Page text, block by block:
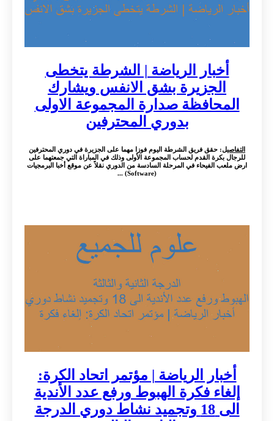
أخبار الرياضة | الشرطة يتخطى
الجزيرة بشق الانفس ويشارك
المحافظة صدارة المجموعة الاولى
بدوري المحترفين
التفاصيل: حقق فريق الشرطة اليوم فوزا مهما على الجزيرة في دوري المحترفين
للرجال بكرة القدم لحساب المجموعة الأولى وذلك في المباراة التي جمعتهما على
ارض ملعب الفيحاء في المرحلة السادسة من الدوري نقلاً عن موقع أخبا البرمجيات
أخبار الرياضة | مؤتمر اتحاد الكرة:
إلغاء فكرة الهبوط ورفع عدد الأندية
الى 18 وتجميد نشاط دوري الدرجة